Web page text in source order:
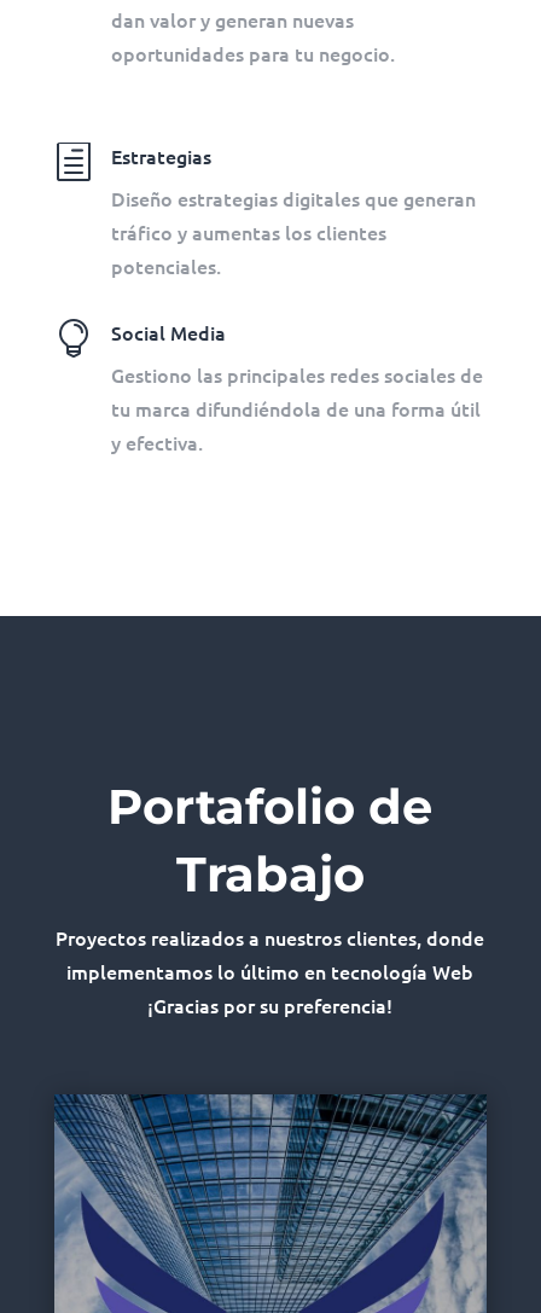
dan valor y generan nuevas
oportunidades para tu negocio.
h
Estrategias
Diseño estrategias digitales que generan
tráfico y aumentas los clientes
potenciales.

Social Media
Gestiono las principales redes sociales de
tu marca difundiéndola de una forma útil
y efectiva.
Portafolio de
Trabajo
Proyectos realizados a nuestros clientes, donde
implementamos lo último en tecnología Web
¡Gracias por su preferencia!